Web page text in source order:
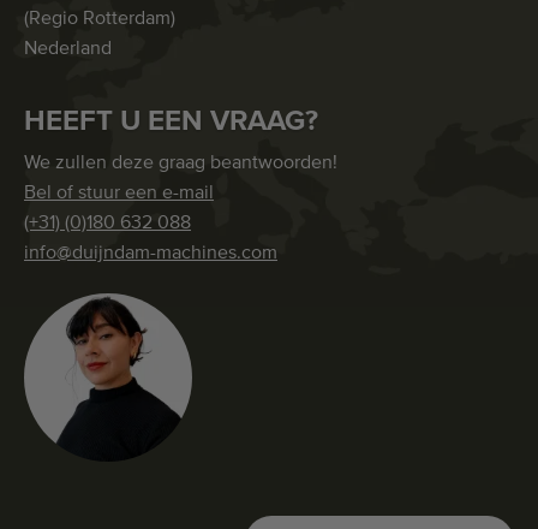
(Regio Rotterdam)
Nederland
HEEFT U EEN VRAAG?
We zullen deze graag beantwoorden!
Bel of stuur een e-mail
(+31) (0)180 632 088
info@duijndam-machines.com